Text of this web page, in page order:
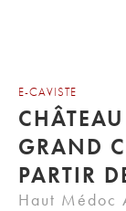
E-CAVISTE
GRAND
PARTIR
Haut Médoc